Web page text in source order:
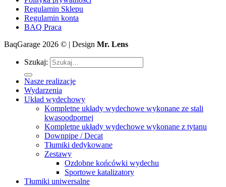
Regulamin Sklepu
Regulamin konta
BAQ Praca
BaqGarage 2026 © | Design Mr. Lens
Szukaj:
Nasze realizacje
Wydarzenia
Układ wydechowy
Kompletne układy wydechowe wykonane ze stali
kwasoodpornej
Kompletne układy wydechowe wykonane z tytanu
Downpipe / Decat
Tłumiki dedykowane
Zestawy
Ozdobne końcówki wydechu
Sportowe katalizatory
Tłumiki uniwersalne